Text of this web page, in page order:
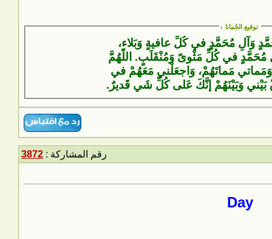
توقيع الجُمانا :
وَآلِ مُحَمَّدٍ في كُلِّ عافيةٍ وَبَلاء،
مُحَمَّدٍ في كُلِّ مَثْوىً وَمُنْقَلَبٍ. اللّهُمَّ
مَماتَهُمْ، وَاجعَلْني مَعَهُمْ في
بَيْني وَبَيْنَهُمْ إنَّكَ عَلى كُلِّ شَيٍ قَديرٌ.
رقم المشاركة : 3872
Day